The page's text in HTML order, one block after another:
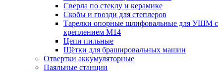
Сверла по стеклу и керамике
Скобы и гвозди для степлеров
Тарелки опорные шлифовальные для УШМ с
креплением М14
Цепи пильные
Щётки для брашировальных машин
Отвертки аккумуляторные
Паяльные станции